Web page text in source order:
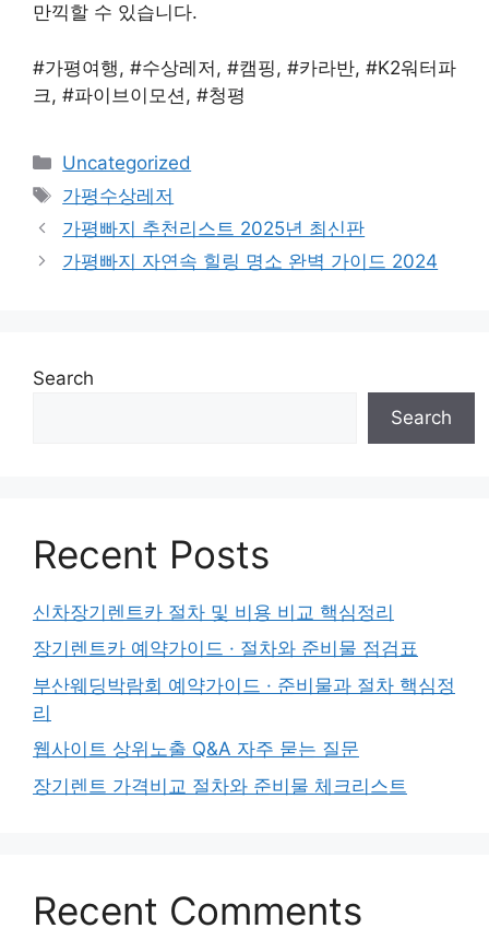
만끽할 수 있습니다.
#가평여행, #수상레저, #캠핑, #카라반, #K2워터파
크, #파이브이모션, #청평
Categories
Uncategorized
Tags
가평수상레저
가평빠지 추천리스트 2025년 최신판
가평빠지 자연속 힐링 명소 완벽 가이드 2024
Search
Search
Recent Posts
신차장기렌트카 절차 및 비용 비교 핵심정리
장기렌트카 예약가이드 · 절차와 준비물 점검표
부산웨딩박람회 예약가이드 · 준비물과 절차 핵심정
리
웹사이트 상위노출 Q&A 자주 묻는 질문
장기렌트 가격비교 절차와 준비물 체크리스트
Recent Comments